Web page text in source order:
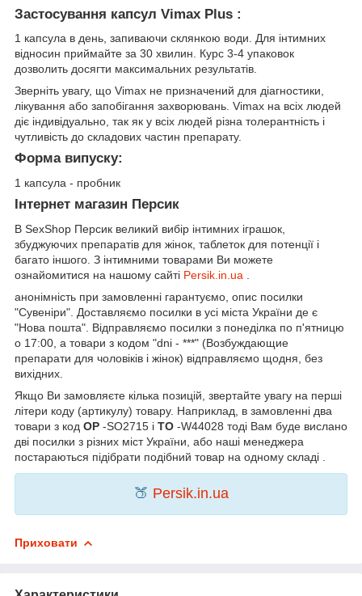
Застосування капсул Vimax Plus :
1 капсула в день, запиваючи склянкою води. Для інтимних
відносин приймайте за 30 хвилин. Курс 3-4 упаковок
дозволить досягти максимальних результатів.
Зверніть увагу, що Vimax не призначений для діагностики,
лікування або запобігання захворювань. Vimax на всіх людей
діє індивідуально, так як у всіх людей різна толерантність і
чутливість до складових частин препарату.
Форма випуску:
1 капсула - пробник
Інтернет магазин Персик
В SexShop Персик великий вибір інтимних іграшок,
збуджуючих препаратів для жінок, таблеток для потенції і
багато іншого. З інтимними товарами Ви можете
ознайомитися на нашому сайті Persik.in.ua
анонімність при замовленні гарантуємо, опис посилки
"Сувеніри". Доставляємо посилки в усі міста України де є
"Нова пошта". Відправляємо посилки з понеділка по п'ятницю
о 17:00, а товари з кодом "dni - ***" (Возбуждающие
препарати для чоловіків і жінок) відправляємо щодня, без
вихідних.
Якщо Ви замовляєте кілька позицій, звертайте увагу на перші
літери коду (артикулу) товару. Наприклад, в замовленні два
товари з код OP -SO2715 і TO -W44028 тоді Вам буде вислано
дві посилки з різних міст України, або наші менеджера
постараються підібрати подібний товар на одному складі .
🍑 Persik.in.ua
Приховати